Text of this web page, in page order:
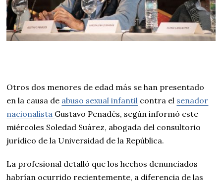
Otros dos menores de edad más se han presentado
en la causa de abuso sexual infantil contra el senador
nacionalista Gustavo Penadés, según informó este
miércoles Soledad Suárez, abogada del consultorio
jurídico de la Universidad de la República.
La profesional detalló que los hechos denunciados
habrían ocurrido recientemente, a diferencia de las